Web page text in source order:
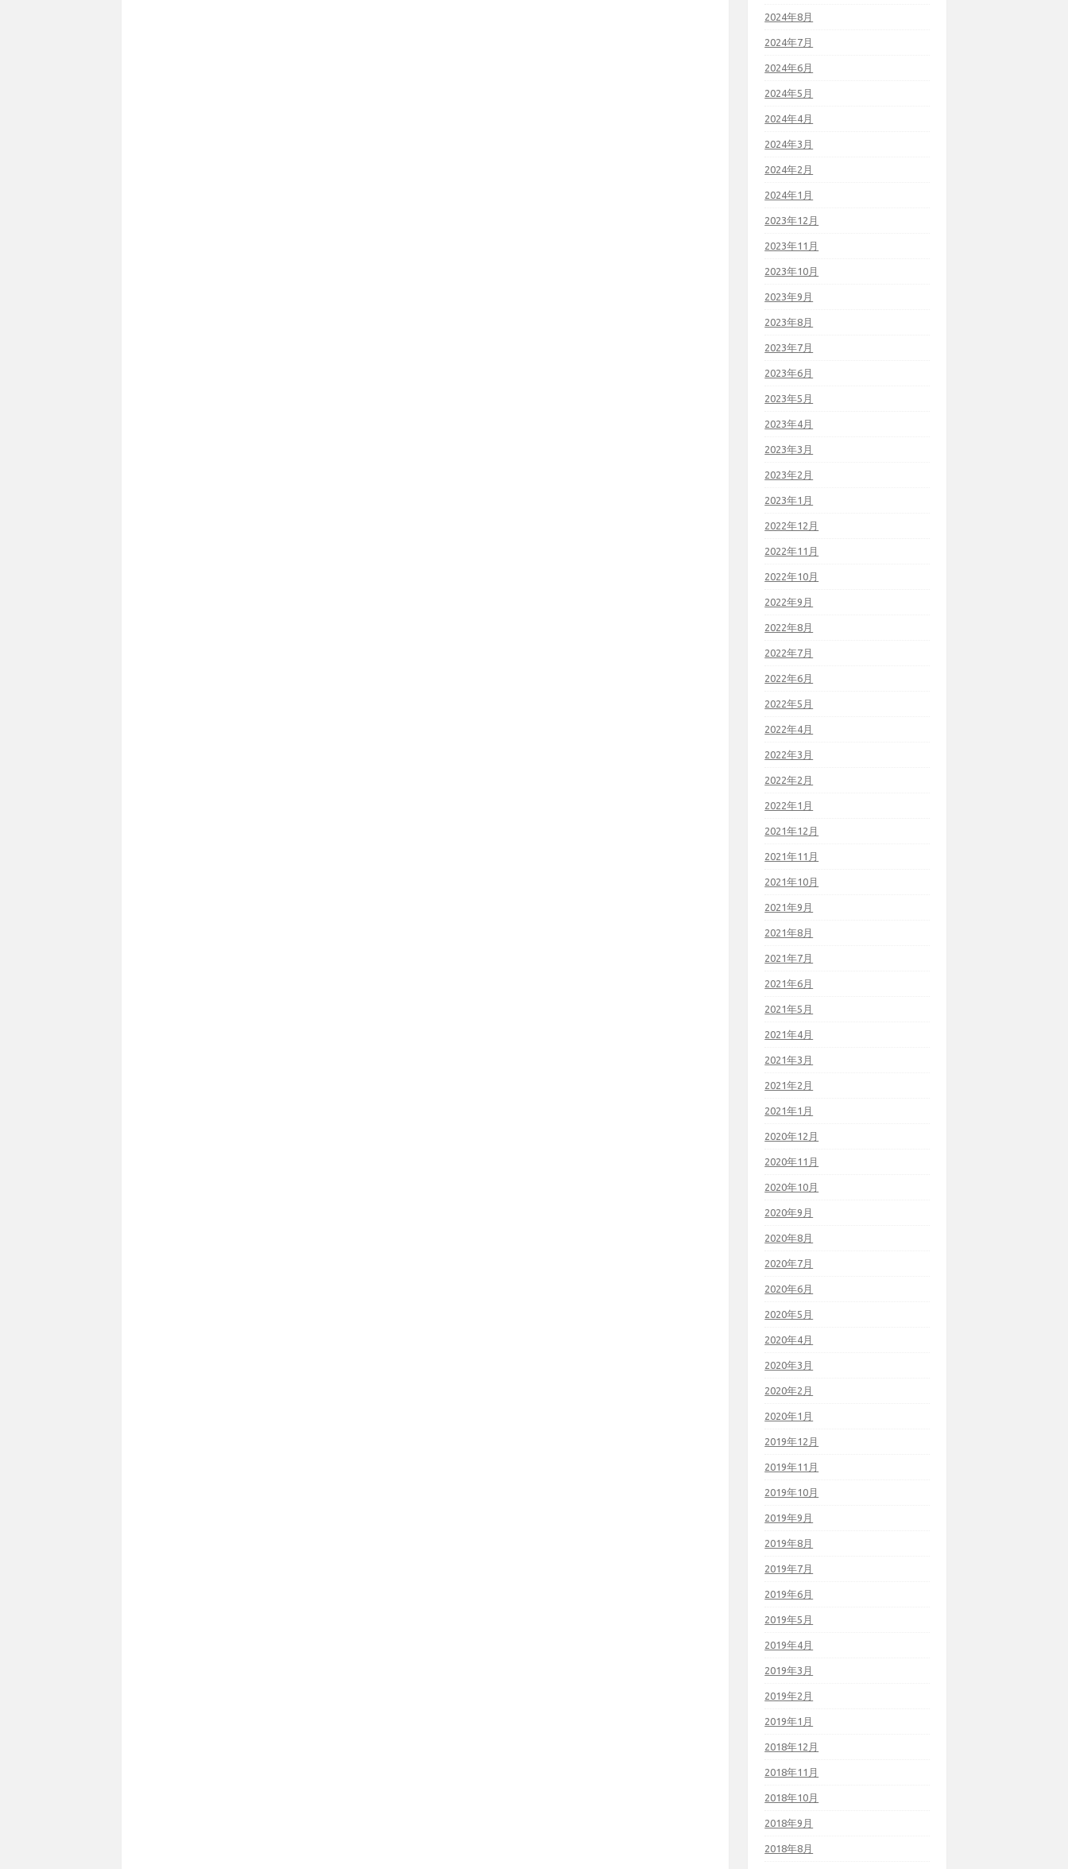
2024年8月
2024年7月
2024年6月
2024年5月
2024年4月
2024年3月
2024年2月
2024年1月
2023年12月
2023年11月
2023年10月
2023年9月
2023年8月
2023年7月
2023年6月
2023年5月
2023年4月
2023年3月
2023年2月
2023年1月
2022年12月
2022年11月
2022年10月
2022年9月
2022年8月
2022年7月
2022年6月
2022年5月
2022年4月
2022年3月
2022年2月
2022年1月
2021年12月
2021年11月
2021年10月
2021年9月
2021年8月
2021年7月
2021年6月
2021年5月
2021年4月
2021年3月
2021年2月
2021年1月
2020年12月
2020年11月
2020年10月
2020年9月
2020年8月
2020年7月
2020年6月
2020年5月
2020年4月
2020年3月
2020年2月
2020年1月
2019年12月
2019年11月
2019年10月
2019年9月
2019年8月
2019年7月
2019年6月
2019年5月
2019年4月
2019年3月
2019年2月
2019年1月
2018年12月
2018年11月
2018年10月
2018年9月
2018年8月